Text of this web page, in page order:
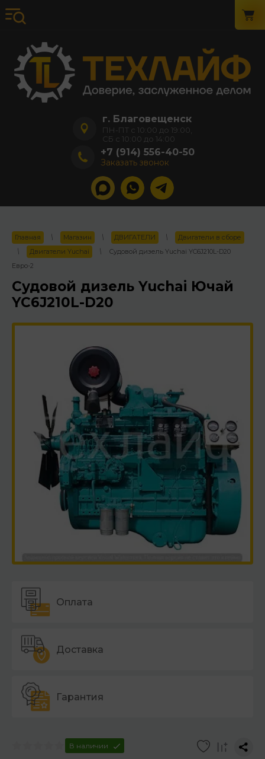
г. Благовещенск
ПН-ПТ с 10:00 до 19:00,
СБ с 10:00 до 14:00
+7 (914) 556-40-50
Заказать звонок
Главная \ Магазин \ ДВИГАТЕЛИ \
Двигатели в сборе
\
Двигатели Yuchai \
Судовой дизель Yuchai YC6J210L-D20
Евро-2
Судовой дизель Yuchai Ючай
YC6J210L-D20
Оплата
Доставка
Гарантия
В наличии